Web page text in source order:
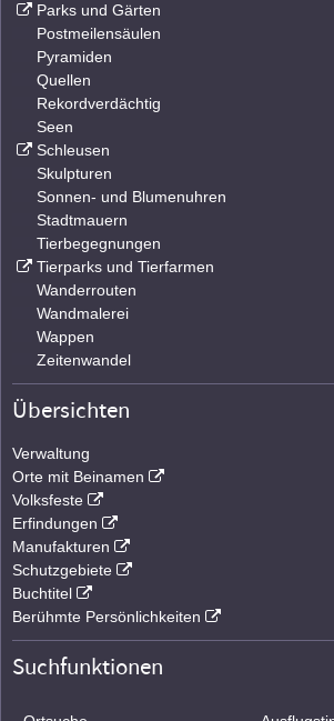
Parks und Gärten
Postmeilensäulen
Pyramiden
Quellen
Rekordverdächtig
Seen
Schleusen
Skulpturen
Sonnen- und Blumenuhren
Stadtmauern
Tierbegegnungen
Tierparks und Tierfarmen
Wanderrouten
Wandmalerei
Wappen
Zeitenwandel
Übersichten
Verwaltung
Orte mit Beinamen
Volksfeste
Erfindungen
Manufakturen
Schutzgebiete
Buchtitel
Berühmte Persönlichkeiten
Suchfunktionen